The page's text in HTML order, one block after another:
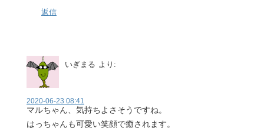
返信
いぎまる より:
2020-06-23 08:41
マルちゃん、気持ちよさそうですね。
はっちゃんも可愛い笑顔で癒されます。